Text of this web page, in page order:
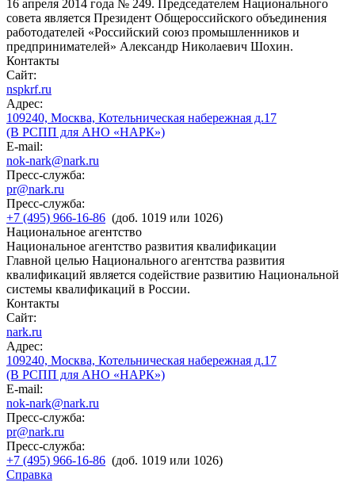
16 апреля 2014 года № 249. Председателем Национального
совета является Президент Общероссийского объединения
работодателей «Российский союз промышленников и
предпринимателей» Александр Николаевич Шохин.
Контакты
Сайт:
nspkrf.ru
Адрес:
109240, Москва, Котельническая набережная д.17
(В РСПП для АНО «НАРК»)
E-mail:
nok-nark@nark.ru
Пресс-служба:
pr@nark.ru
Пресс-служба:
+7 (495) 966-16-86 (доб. 1019 или 1026)
Национальное агентство
Национальное агентство развития квалификации
Главной целью Национального агентства развития
квалификаций является содействие развитию Национальной
системы квалификаций в России.
Контакты
Сайт:
nark.ru
Адрес:
109240, Москва, Котельническая набережная д.17
(В РСПП для АНО «НАРК»)
E-mail:
nok-nark@nark.ru
Пресс-служба:
pr@nark.ru
Пресс-служба:
+7 (495) 966-16-86 (доб. 1019 или 1026)
Справка